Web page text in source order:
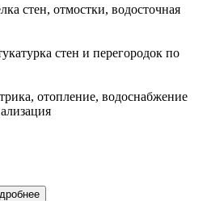
стен, отмостки, водосточная
стен и перегородок по
отопление, водоснабжение